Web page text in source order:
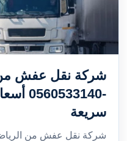
شركة نقل عفش من
-
سريعة
شركة نقل عفش من الرياض